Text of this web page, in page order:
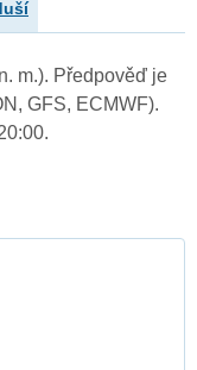
m.). Předpověď je
GFS, ECMWF).